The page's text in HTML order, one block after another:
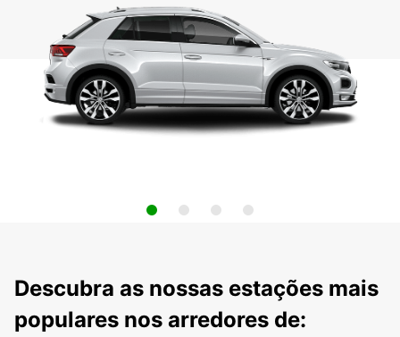
Descubra as nossas estações mais
populares nos arredores de: